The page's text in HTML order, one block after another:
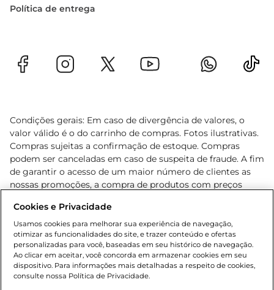
Política de entrega
Condições gerais: Em caso de divergência de valores, o
valor válido é o do carrinho de compras. Fotos ilustrativas.
Compras sujeitas a confirmação de estoque. Compras
podem ser canceladas em caso de suspeita de fraude. A fim
de garantir o acesso de um maior número de clientes as
nossas promoções, a compra de produtos com preços
cliente. Os preços, ofertas e condições são exclusivos para
o e-commerce e válidos durante o dia de hoje, podendo
sofrer alterações sem prévia notificação. Proibida a venda
de bebidas alcoólicas para menores de 18 anos, conforme
Lei n.º 8069/90, art. 81, inciso II (Estatuto da Criança e do
Adolescente). Preços e condições exclusivos para o
Cookies e Privacidade
Usamos cookies para melhorar sua experiência de navegação,
otimizar as funcionalidades do site, e trazer conteúdo e ofertas
personalizadas para você, baseadas em seu histórico de navegação.
Ao clicar em aceitar, você concorda em armazenar cookies em seu
dispositivo. Para informações mais detalhadas a respeito de cookies,
consulte nossa Política de Privacidade.